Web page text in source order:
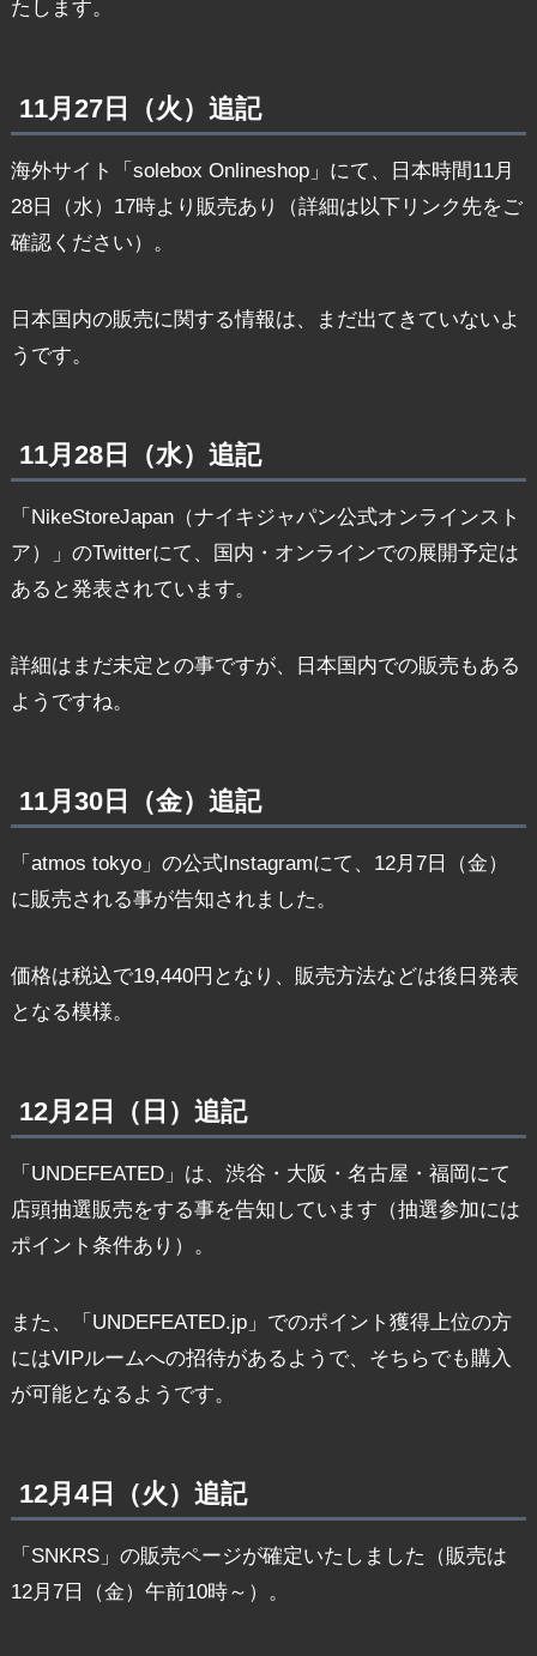
たします。
11月27日（火）追記
海外サイト「solebox Onlineshop」にて、日本時間11月
28日（水）17時より販売あり（詳細は以下リンク先をご
確認ください）。
日本国内の販売に関する情報は、まだ出てきていないよ
うです。
11月28日（水）追記
「NikeStoreJapan（ナイキジャパン公式オンラインスト
ア）」のTwitterにて、国内・オンラインでの展開予定は
あると発表されています。
詳細はまだ未定との事ですが、日本国内での販売もある
ようですね。
11月30日（金）追記
「atmos tokyo」の公式Instagramにて、12月7日（金）
に販売される事が告知されました。
価格は税込で19,440円となり、販売方法などは後日発表
となる模様。
12月2日（日）追記
「UNDEFEATED」は、渋谷・大阪・名古屋・福岡にて
店頭抽選販売をする事を告知しています（抽選参加には
ポイント条件あり）。
また、「UNDEFEATED.jp」でのポイント獲得上位の方
にはVIPルームへの招待があるようで、そちらでも購入
が可能となるようです。
12月4日（火）追記
「SNKRS」の販売ページが確定いたしました（販売は
12月7日（金）午前10時～）。